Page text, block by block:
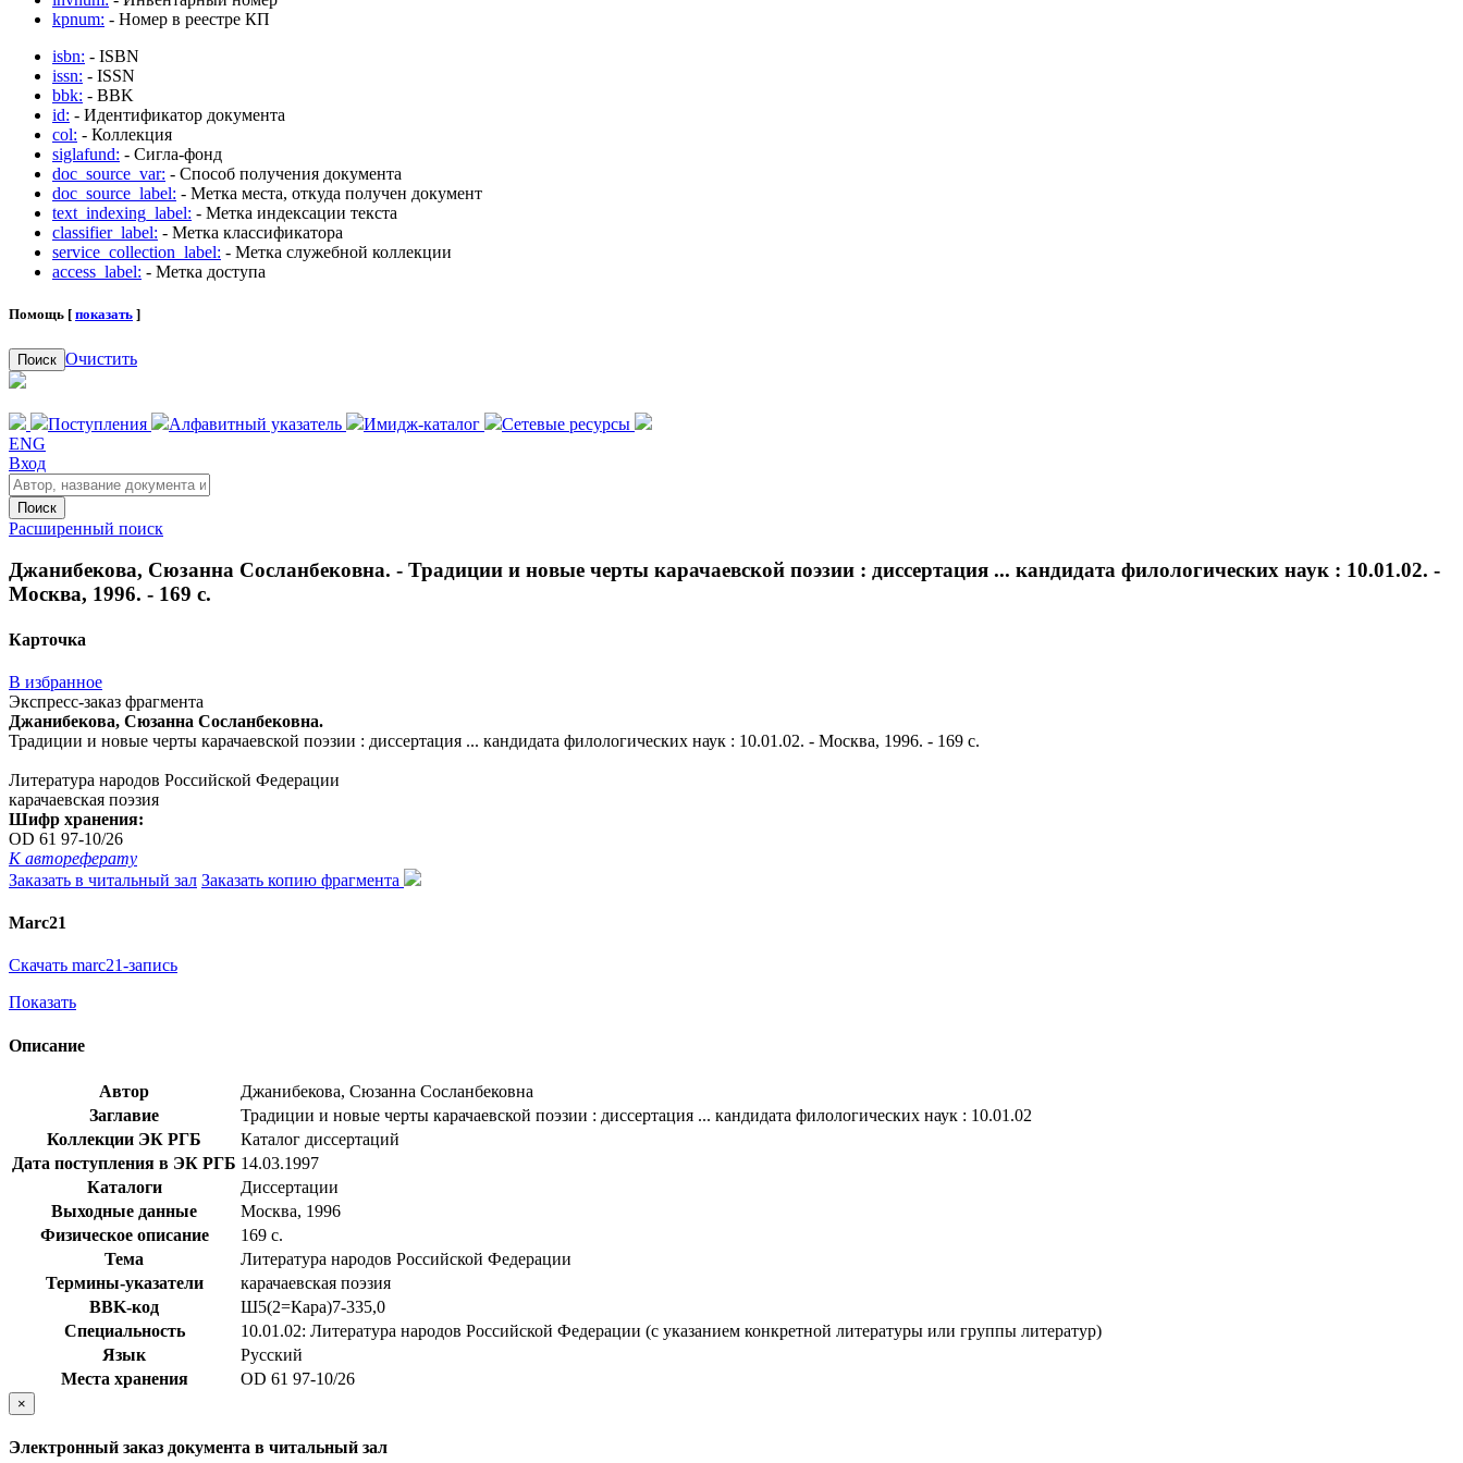
kpnum: - Номер в реестре КП
isbn: - ISBN
issn: - ISSN
bbk: - BBK
id: - Идентификатор документа
col: - Коллекция
siglafund: - Сигла-фонд
doc_source_var: - Способ получения документа
doc_source_label: - Метка места, откуда получен документ
text_indexing_label: - Метка индексации текста
classifier_label: - Метка классификатора
service_collection_label: - Метка служебной коллекции
access_label: - Метка доступа
Помощь [ показать ]
Поиск Очистить
Поступления Алфавитный указатель Имидж-каталог
Сетевые ресурсы
ENG
Вход
Поиск
Расширенный поиск
Джанибекова, Сюзанна Сосланбековна. - Традиции и новые черты карачаевской поэзии : диссертация ... кандидата филологических наук : 10.01.02. -
Москва, 1996. - 169 с.
Карточка
В избранное
Экспресс-заказ фрагмента
Джанибекова, Сюзанна Сосланбековна.
Традиции и новые черты карачаевской поэзии : диссертация ... кандидата филологических наук : 10.01.02. - Москва, 1996. - 169 с.
Литература народов Российской Федерации
карачаевская поэзия
Шифр хранения:
OD 61 97-10/26
К автореферату
Заказать в читальный зал Заказать копию фрагмента
Marc21
Скачать marc21-запись
Показать
Описание
Автор
Джанибекова, Сюзанна Сосланбековна
Заглавие
Традиции и новые черты карачаевской поэзии : диссертация ... кандидата филологических наук : 10.01.02
Коллекции ЭК РГБ
Каталог диссертаций
Дата поступления в ЭК РГБ 14.03.1997
Каталоги
Диссертации
Выходные данные
Москва, 1996
Физическое описание
169 с.
Тема
Литература народов Российской Федерации
Термины-указатели
карачаевская поэзия
BBK-код
Ш5(2=Кара)7-335,0
Специальность
10.01.02: Литература народов Российской Федерации (с указанием конкретной литературы или группы литератур)
Язык
Русский
Места хранения
OD 61 97-10/26
×
Электронный заказ документа в читальный зал